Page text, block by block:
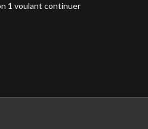
1 voulant continuer